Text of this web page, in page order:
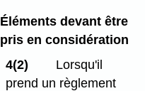
Éléments devant être
pris en considération
4(2)
Lorsqu'il
prend un règlement